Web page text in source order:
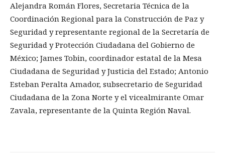
Alejandra Román Flores, Secretaria Técnica de la
Coordinación Regional para la Construcción de Paz y
Seguridad y representante regional de la Secretaría de
Seguridad y Protección Ciudadana del Gobierno de
México; James Tobin, coordinador estatal de la Mesa
Ciudadana de Seguridad y Justicia del Estado; Antonio
Esteban Peralta Amador, subsecretario de Seguridad
Ciudadana de la Zona Norte y el vicealmirante Omar
Zavala, representante de la Quinta Región Naval.